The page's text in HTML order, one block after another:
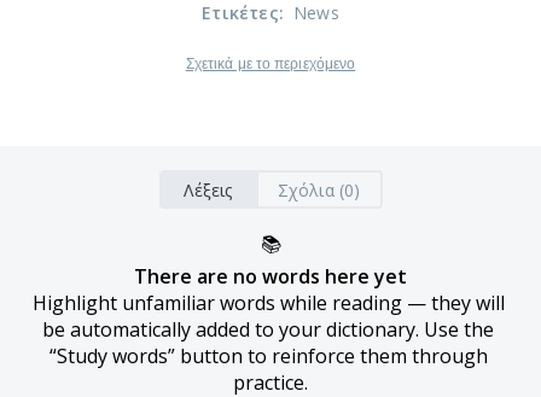
Ετικέτες: News
Σχετικά με το περιεχόμενο
Λέξεις Σχόλια (0)
📚
There are no words here yet
Highlight unfamiliar words while reading — they will
be automatically added to your dictionary. Use the
“Study words” button to reinforce them through
practice.